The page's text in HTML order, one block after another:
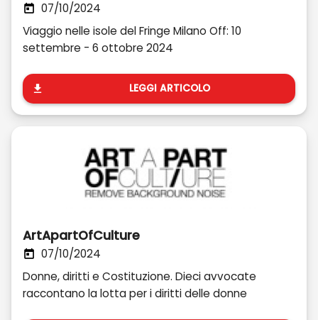
07/10/2024
Viaggio nelle isole del Fringe Milano Off: 10
settembre - 6 ottobre 2024
LEGGI ARTICOLO
ArtApartOfCulture
07/10/2024
Donne, diritti e Costituzione. Dieci avvocate
raccontano la lotta per i diritti delle donne